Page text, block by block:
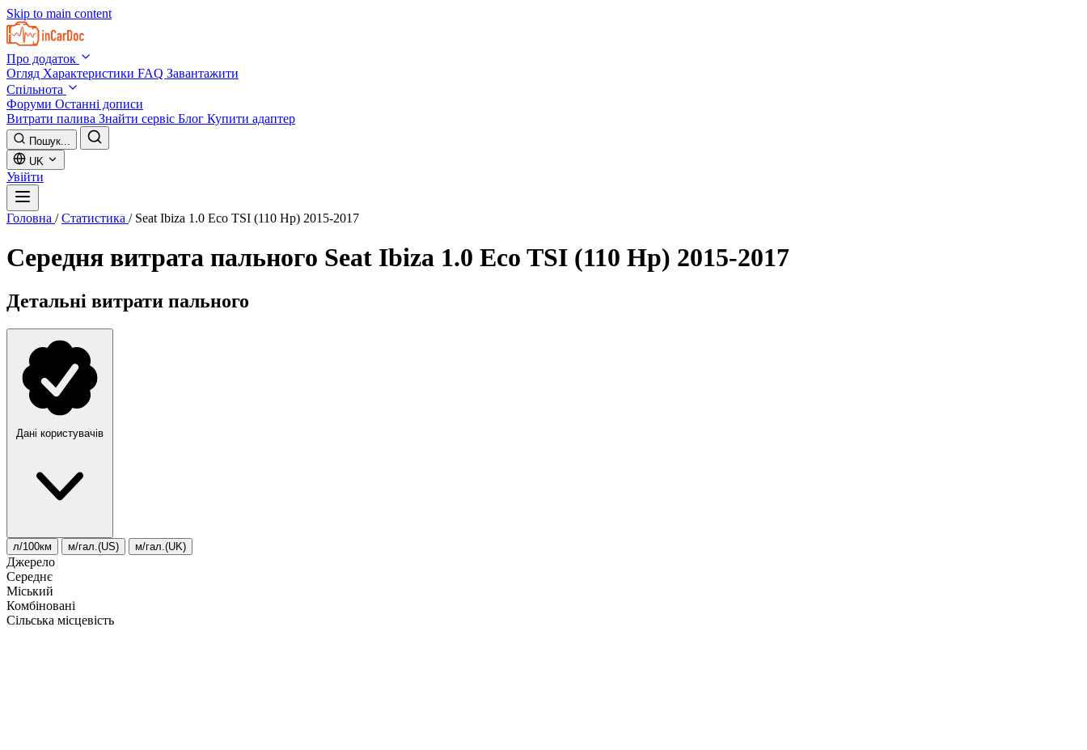
Skip to main content
Про додаток
Огляд Характеристики FAQ Завантажити
Спільнота
Форуми Останні дописи
Витрати палива Знайти сервіс Блог Купити адаптер
Пошук...
UK
Увійти
Головна / Статистика / Seat Ibiza 1.0 Eco TSI (110 Hp) 2015-2017
Середня витрата пального Seat Ibiza 1.0 Eco TSI (110 Hp) 2015-2017
Детальні витрати пального
Дані користувачів
л/100км м/гал.(US) м/гал.(UK)
Джерело
Середнє
Міський
Комбіновані
Сільська місцевість